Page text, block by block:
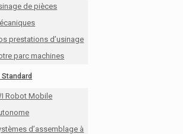
de pièces
prestations d’usinage
parc machines
Robot Mobile
d’assemblage à